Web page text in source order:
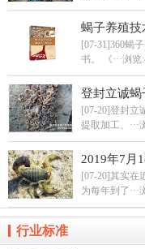
蝎子养殖技
全
[07-31]360蝎
书。 《···浏览
登封立诚蝎
[07-20]登封立
提取加工、···
2019年7月
[07-20]其实在
为每年到了···
行业标准